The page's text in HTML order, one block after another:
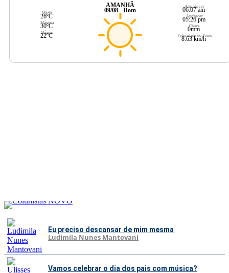
Média
26ºC
Máxima
30ºC
Mínima
22ºC
AMANHÃ
09/08 - Dom
Amanhecer
06:07 am
Anoitecer
05:26 pm
Chuva
0mm
Velocidade do Vento
8.63 km/h
Eu preciso descansar de mim mesma
Ludimila Nunes Mantovani
Vamos celebrar o dia dos pais com música?